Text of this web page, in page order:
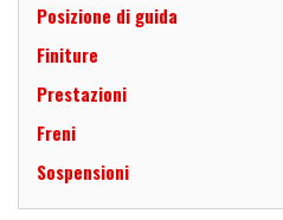
Posizione di guida
Finiture
Prestazioni
Freni
Sospensioni